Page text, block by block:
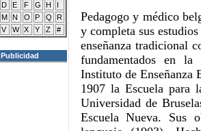
D E F G H
I
M N O P Q
R
V W X Y Z #
Publicidad
Pedagogo y médico
y completa sus
enseñanza tradicional
fundamentados en
Instituto de Enseñanza
1907 la Escuela para
Universidad de
Escuela Nueva. Sus